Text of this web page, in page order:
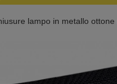
lampo in metallo